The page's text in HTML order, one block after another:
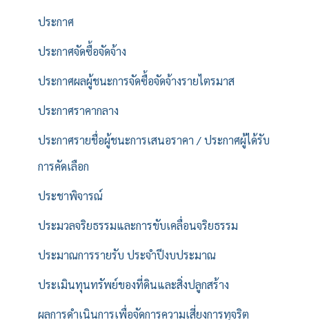
ประกาศ
ประกาศจัดซื้อจัดจ้าง
ประกาศผลผู้ชนะการจัดซื้อจัดจ้างรายไตรมาส
ประกาศราคากลาง
ประกาศรายชื่อผู้ชนะการเสนอราคา / ประกาศผู้ได้รับ
การคัดเลือก
ประชาพิจารณ์
ประมวลจริยธรรมและการขับเคลื่อนจริยธรรม
ประมาณการรายรับ ประจำปีงบประมาณ
ประเมินทุนทรัพย์ของที่ดินและสิ่งปลูกสร้าง
ผลการดำเนินการเพื่อจัดการความเสี่ยงการทุจริต